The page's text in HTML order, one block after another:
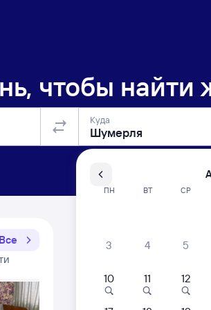
чтобы найти
Куда
Все
Расписание
ПН ВТ СР
3 4 5
10 11 12